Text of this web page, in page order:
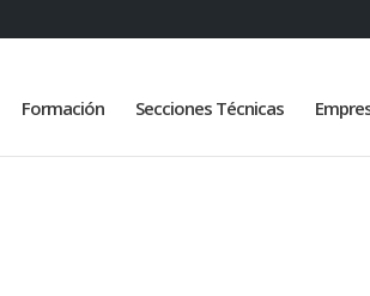
Formación Secciones Técnicas